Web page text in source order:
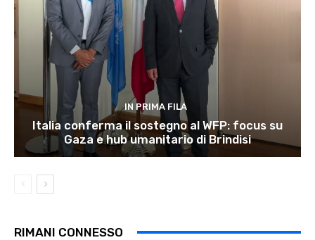
IN PRIMA FILA
Italia conferma il sostegno al WFP: focus su
Gaza e hub umanitario di Brindisi
RIMANI CONNESSO